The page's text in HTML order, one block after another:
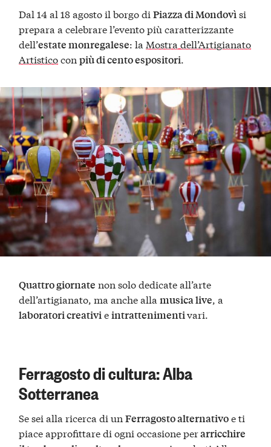
Dal 14 al 18 agosto il borgo diPiazza di Mondovìsi
prepara a celebrare l’evento più caratterizzante
dell’estate monregalese: la Mostra dell’Artigianato
Artisticoconpiù di cento espositori.
Quattro giornate non solo dedicate all’arte
dell’artigianato, ma anche allamusica live, a
laboratori creativieintrattenimentivari.
Ferragosto di cultura: Alba
Sotterranea
Se sei alla ricerca di unFerragosto alternativoe ti
piace approfittare di ogni occasione perarricchire